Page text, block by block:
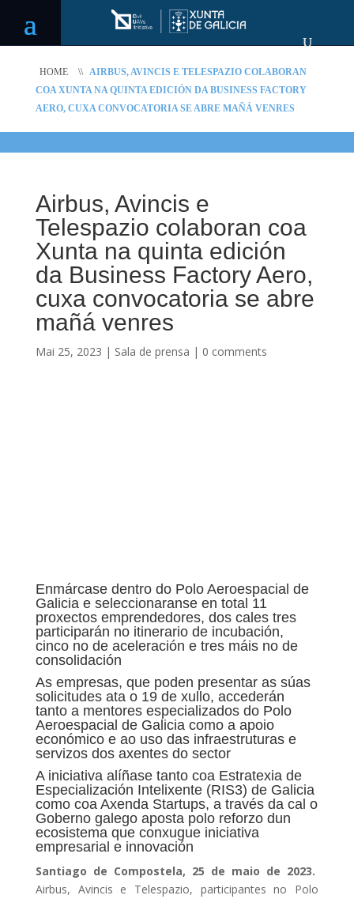
HOME \\
AIRBUS, AVINCIS E TELESPAZIO COLABORAN
COA XUNTA NA QUINTA EDICIÓN DA BUSINESS FACTORY
AERO, CUXA CONVOCATORIA SE ABRE MAÑÁ VENRES
Airbus, Avincis e
Telespazio colaboran coa
Xunta na quinta edición
da Business Factory Aero,
cuxa convocatoria se abre
mañá venres
Mai 25, 2023 | Sala de prensa | 0 comments
Enmárcase dentro do Polo Aeroespacial de
Galicia e seleccionaranse en total 11
proxectos emprendedores, dos cales tres
participarán no itinerario de incubación,
cinco no de aceleración e tres máis no de
consolidación
As empresas, que poden presentar as súas
solicitudes ata o 19 de xullo, accederán
tanto a mentores especializados do Polo
Aeroespacial de Galicia como a apoio
económico e ao uso das infraestruturas e
servizos dos axentes do sector
A iniciativa alíñase tanto coa Estratexia de
Especialización Intelixente (RIS3) de Galicia
como coa Axenda Startups, a través da cal o
Goberno galego aposta polo reforzo dun
ecosistema que conxugue iniciativa
empresarial e innovación
Santiago de Compostela, 25 de maio de 2023.
Airbus, Avincis e Telespazio, participantes no Polo